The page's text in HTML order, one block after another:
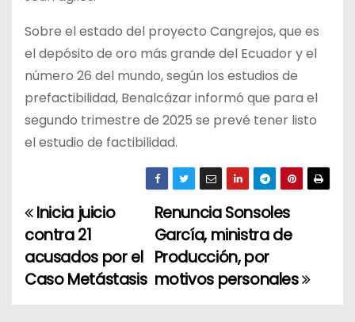
Sobre el estado del proyecto Cangrejos, que es
el depósito de oro más grande del Ecuador y el
número 26 del mundo, según los estudios de
prefactibilidad, Benalcázar informó que para el
segundo trimestre de 2025 se prevé tener listo
el estudio de factibilidad.
N
a
v
Renuncia Sonsoles
García, ministra de
Producción, por
motivos personales
Inicia juicio
contra 21
acusados por el
Caso Metástasis